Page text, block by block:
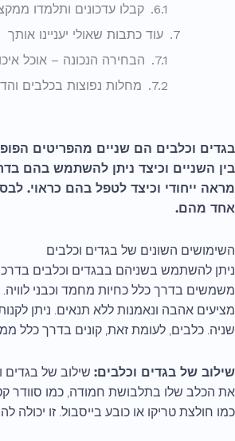
קבלו עדכונים ותלמדו
עוד כתבות שאולי יעניינו אותך
הבחירה הנכונה – אוכל
מחלות נפוצות בכלבים
בגדים וכלבים הם שניים מהפריטים
בין השניים וכיצד ניתן להשתמש בהם
מראה ייחודי וכיצד לטפל בהם כראוי.
אחד מהם.
השימושים השונים של בגדים וכלבים
ניתן להשתמש בשניהם בבגדים וכלבים
משמשים בדרך כלל כחיות מחמד וכבני
מציעים אהבה ונאמנות ללא תנאים. ניתן לקנות
שניה. כלבים, לעומת זאת, קונים בדרך כלל
שילוב של בגדים וכלבים: שילוב של בגדים
את הכלב שלו בתלבושת חמודה, כמו סוודר
כמו חולצת טריקו או כובע בייסבול. זו